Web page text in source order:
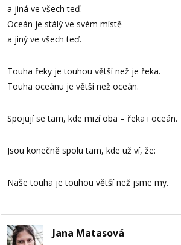
a jiná ve všech teď.
Oceán je stálý ve svém místě
a jiný ve všech teď.
Touha řeky je touhou větší než je řeka.
Touha oceánu je větší než oceán.
Spojují se tam, kde mizí oba – řeka i oceán.
Jsou konečně spolu tam, kde už ví, že:
Naše touha je touhou větší než jsme my.
Jana Matasová